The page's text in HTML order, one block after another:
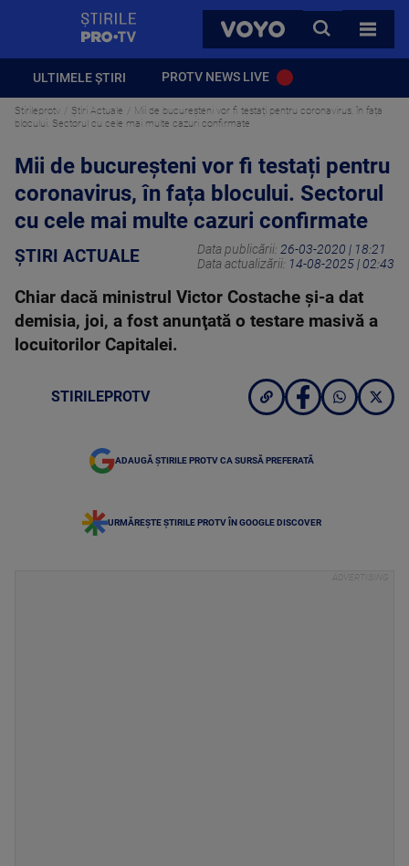
VOYO
CAUTA
TOATE
ULTIMELE ȘTIRI PROTV NEWS LIVE
Stirileprotv Știri Actuale
Mii de bucureșteni vor fi testați pentru coronavirus, în fața
blocului. Sectorul cu cele mai multe cazuri confirmate
Mii de bucureșteni vor fi testați pentru
coronavirus, în fața blocului. Sectorul
cu cele mai multe cazuri confirmate
ȘTIRI ACTUALE Data publicării: 26-03-2020 | 18:21
Data actualizării: 14-08-2025 | 02:43
Chiar dacă ministrul Victor Costache şi-a dat
demisia, joi, a fost anunţată o testare masivă a
locuitorilor Capitalei.
STIRILEPROTV
ADAUGĂ ȘTIRILE PROTV CA SURSĂ PREFERATĂ
URMĂREȘTE ȘTIRILE PROTV ÎN GOOGLE DISCOVER